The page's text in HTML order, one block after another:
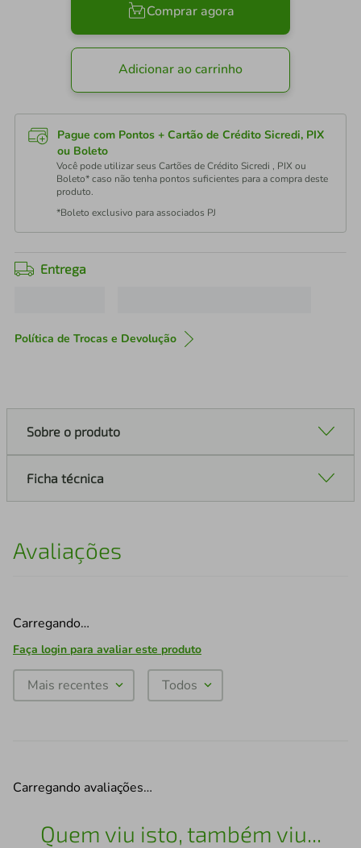
Comprar agora
Adicionar ao carrinho
Pague com Pontos + Cartão de Crédito Sicredi, PIX
ou Boleto
Você pode utilizar seus Cartões de Crédito Sicredi , PIX ou
Boleto* caso não tenha pontos suficientes para a compra deste
produto.
*Boleto exclusivo para associados PJ
Entrega
Política de Trocas e Devolução
Sobre o produto
Ficha técnica
Avaliações
Carregando…
Faça login para avaliar este produto
Mais recentes Todos
Carregando avaliações…
Quem viu isto, também viu...